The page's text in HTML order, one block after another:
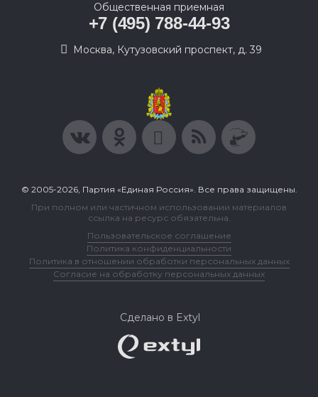
Общественная приемная
+7 (495) 788-44-93
Москва, Кутузовский проспект, д. 39
© 2005-2026, Партия «Единая Россия». Все права защищены.
При полном или частичном использовании материалов
ссылка на ресурс обязательна.
Пользовательское соглашение
Политика конфиденциальности
Политика в отношении обработки персональных данных
Согласие на обработку персональных данных
Сделано в Extyl